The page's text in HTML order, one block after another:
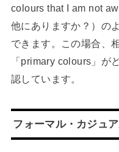
colours that I am not
他にありますか？）の
できます。この場合、
「primary colours」が
認しています。
フォーマル・カジュ